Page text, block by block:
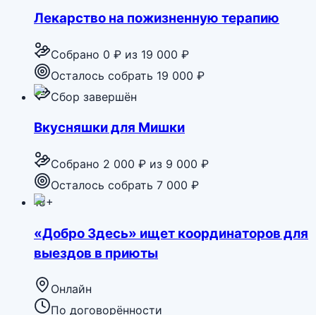
Лекарство на пожизненную терапию
Собрано 0 ₽ из 19 000 ₽
Осталось собрать 19 000 ₽
Сбор завершён
Вкусняшки для Мишки
Собрано 2 000 ₽ из 9 000 ₽
Осталось собрать 7 000 ₽
18+
«Добро Здесь» ищет координаторов для
выездов в приюты
Онлайн
По договорённости